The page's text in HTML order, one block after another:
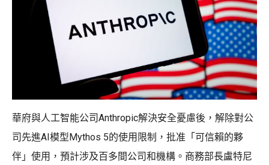
華府與人工智能公司Anthropic解決安全憂慮後，解除對公
司先進AI模型Mythos 5的使用限制，批准「可信賴的夥
伴」使用，預計涉及百多間公司和機構。商務部長盧特尼